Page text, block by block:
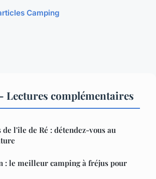
Camping
Lectures complémentaires
de l'île de Ré : détendez-vous au
: le meilleur camping à fréjus pour